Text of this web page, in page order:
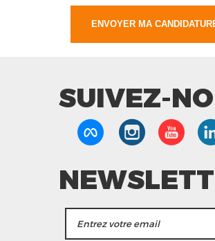
SUIVEZ-